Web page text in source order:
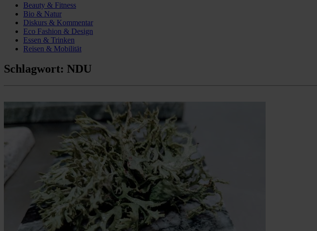
Beauty & Fitness
Bio & Natur
Diskurs & Kommentar
Eco Fashion & Design
Essen & Trinken
Reisen & Mobilität
Schlagwort: NDU